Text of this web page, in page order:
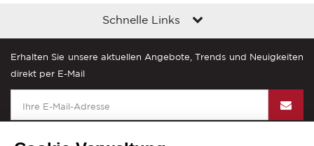
Schnelle Links
Erhalten Sie unsere aktuellen Angebote, Trends und Neuigkeiten
direkt per E-Mail